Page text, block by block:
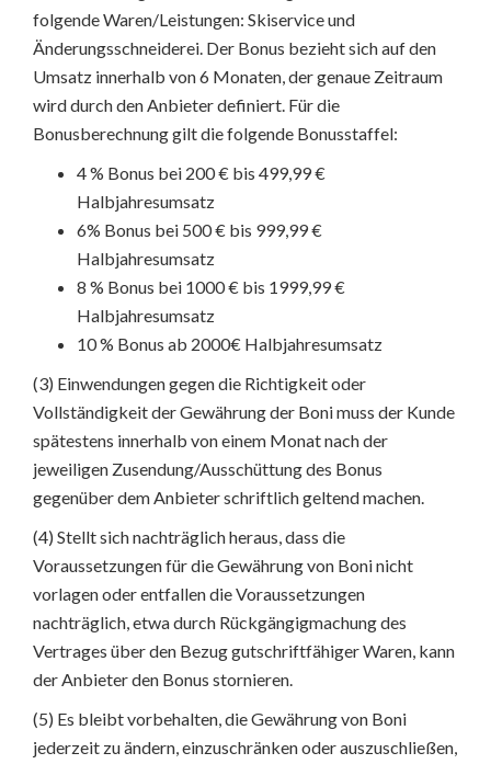
folgende Waren/Leistungen: Skiservice und
Änderungsschneiderei. Der Bonus bezieht sich auf den
Umsatz innerhalb von 6 Monaten, der genaue Zeitraum
wird durch den Anbieter definiert. Für die
Bonusberechnung gilt die folgende Bonusstaffel:
4 % Bonus bei 200 € bis 499,99 €
Halbjahresumsatz
6% Bonus bei 500 € bis 999,99 €
Halbjahresumsatz
8 % Bonus bei 1000 € bis 1999,99 €
Halbjahresumsatz
10 % Bonus ab 2000€ Halbjahresumsatz
(3) Einwendungen gegen die Richtigkeit oder
Vollständigkeit der Gewährung der Boni muss der Kunde
spätestens innerhalb von einem Monat nach der
jeweiligen Zusendung/Ausschüttung des Bonus
gegenüber dem Anbieter schriftlich geltend machen.
(4) Stellt sich nachträglich heraus, dass die
Voraussetzungen für die Gewährung von Boni nicht
vorlagen oder entfallen die Voraussetzungen
nachträglich, etwa durch Rückgängigmachung des
Vertrages über den Bezug gutschriftfähiger Waren, kann
der Anbieter den Bonus stornieren.
(5) Es bleibt vorbehalten, die Gewährung von Boni
jederzeit zu ändern, einzuschränken oder auszuschließen,